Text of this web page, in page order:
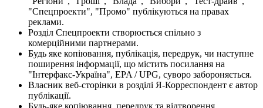
"Спецпроекти", "Промо" публікуються на правах
реклами.
Розділ Спецпроекти створюється спільно з
комерційними партнерами.
Будь яке копіювання, публікація, передрук, чи наступне
поширення інформації, що містить посилання на
"Інтерфакс-Україна", EPA / UPG, суворо забороняється.
Власник веб-сторінки в розділі Я-Корреспондент є автор
публікації.